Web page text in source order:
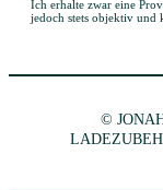
Ich erhalte zwar eine
jedoch stets objektiv und
©